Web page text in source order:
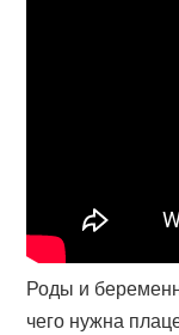
Роды и
чего нужна